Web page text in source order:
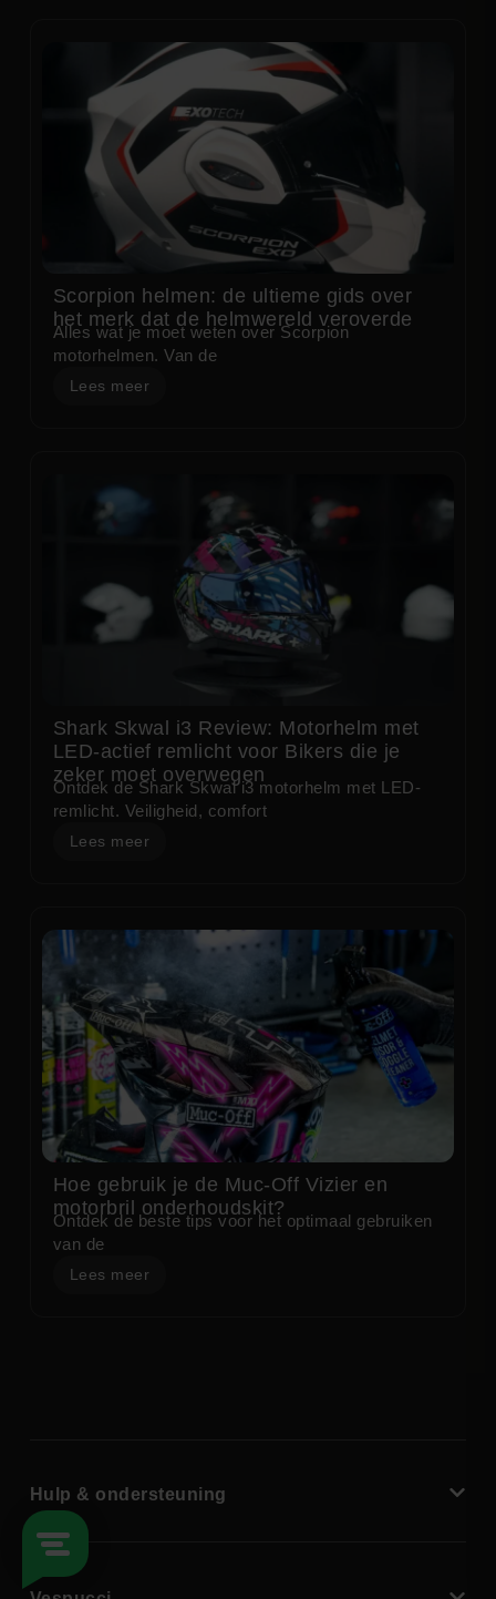
Scorpion helmen: de ultieme gids over
het merk dat de helmwereld veroverde
Alles wat je moet weten over Scorpion
motorhelmen. Van de
Lees meer
Shark Skwal i3 Review: Motorhelm met
LED-actief remlicht voor Bikers die je
zeker moet overwegen
Ontdek de Shark Skwal i3 motorhelm met LED-
remlicht. Veiligheid, comfort
Lees meer
Hoe gebruik je de Muc-Off Vizier en
motorbril onderhoudskit?
Ontdek de beste tips voor het optimaal gebruiken
van de
Lees meer
Hulp & ondersteuning